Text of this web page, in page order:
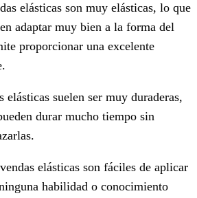
elásticas son muy elásticas, lo que
adaptar muy bien a la forma del
proporcionar una excelente
elásticas suelen ser muy duraderas,
durar mucho tiempo sin
elásticas son fáciles de aplicar
habilidad o conocimiento